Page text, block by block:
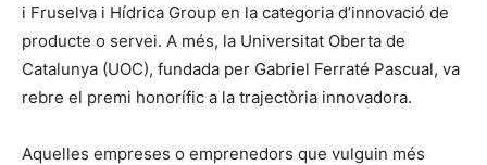
i Fruselva i Hídrica Group en la categoria d’innovació de
producte o servei. A més, la Universitat Oberta de
Catalunya (UOC), fundada per Gabriel Ferraté Pascual, va
rebre el premi honorífic a la trajectòria innovadora.
Aquelles empreses o emprenedors que vulguin més